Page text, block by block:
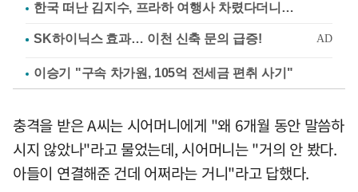
한국 떠난 김지수, 프라하 여행사 차렸다더니…
이승기 "구속 차가원, 105억 전세금 편취 사기"
충격을 받은 A씨는 시어머니에게 "왜 6개월 동안 말씀하
시지 않았나"라고 물었는데, 시어머니는 "거의 안 봤다.
아들이 연결해준 건데 어쩌라는 거니"라고 답했다.